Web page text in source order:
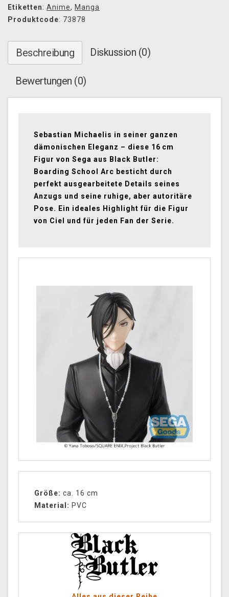
Etiketten: Anime, Manga
Produktcode: 73878
Beschreibung Diskussion (0)
Bewertungen (0)
Sebastian Michaelis in seiner ganzen
dämonischen Eleganz – diese 16 cm
Figur von Sega aus Black Butler:
Boarding School Arc besticht durch
perfekt ausgearbeitete Details seines
Anzugs und seine ruhige, aber autoritäre
Pose. Ein ideales Highlight für die Figur
von Ciel und für jeden Fan der Serie.
Größe: ca. 16 cm
Material: PVC